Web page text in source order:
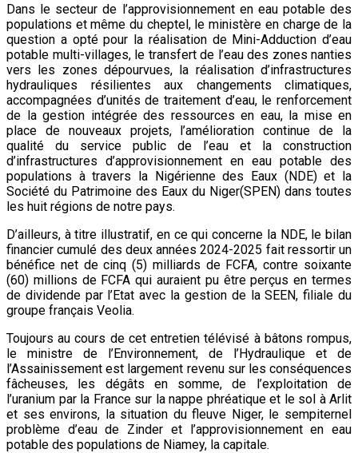
Dans le secteur de l’approvisionnement en eau potable des
populations et même du cheptel, le ministère en charge de la
question a opté pour la réalisation de Mini-Adduction d’eau
potable multi-villages, le transfert de l’eau des zones nanties
vers les zones dépourvues, la réalisation d’infrastructures
hydrauliques résilientes aux changements climatiques,
accompagnées d’unités de traitement d’eau, le renforcement
de la gestion intégrée des ressources en eau, la mise en
place de nouveaux projets, l’amélioration continue de la
qualité du service public de l’eau et la construction
d’infrastructures d’approvisionnement en eau potable des
populations à travers la Nigérienne des Eaux (NDE) et la
Société du Patrimoine des Eaux du Niger(SPEN) dans toutes
les huit régions de notre pays.
D’ailleurs, à titre illustratif, en ce qui concerne la NDE, le bilan
financier cumulé des deux années 2024-2025 fait ressortir un
bénéfice net de cinq (5) milliards de FCFA, contre soixante
(60) millions de FCFA qui auraient pu être perçus en termes
de dividende par l’Etat avec la gestion de la SEEN, filiale du
groupe français Veolia.
Toujours au cours de cet entretien télévisé à bâtons rompus,
le ministre de l’Environnement, de l’Hydraulique et de
l’Assainissement est largement revenu sur les conséquences
fâcheuses, les dégâts en somme, de l’exploitation de
l’uranium par la France sur la nappe phréatique et le sol à Arlit
et ses environs, la situation du fleuve Niger, le sempiternel
problème d’eau de Zinder et l’approvisionnement en eau
potable des populations de Niamey, la capitale.